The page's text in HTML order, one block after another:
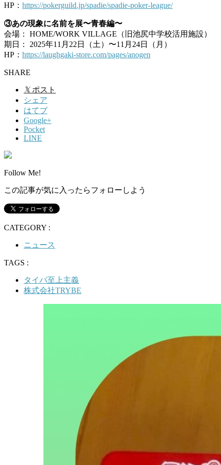
HP： https://pokerguild.jp/spadie/spadie-poker-league/
③あの現象に名前を展〜青春編〜
会場： HOME/WORK VILLAGE（旧池尻中学校活用施設）
期日： 2025年11月22日（土）〜11月24日（月）
HP： https://laughgaki-store.com/pages/anogen
SHARE
𝕏 ポスト
シェア
はてブ
Google+
Pocket
LINE
Follow Me!
この記事が気に入ったらフォローしよう
CATEGORY :
ニュース
TAGS :
タイパ至上主義
株式会社TRYBE